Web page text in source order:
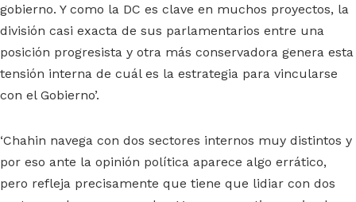
gobierno. Y como la DC es clave en muchos proyectos, la
división casi exacta de sus parlamentarios entre una
posición progresista y otra más conservadora genera esta
tensión interna de cuál es la estrategia para vincularse
con el Gobierno’.
‘Chahin navega con dos sectores internos muy distintos y
por eso ante la opinión política aparece algo errático,
pero refleja precisamente que tiene que lidiar con dos